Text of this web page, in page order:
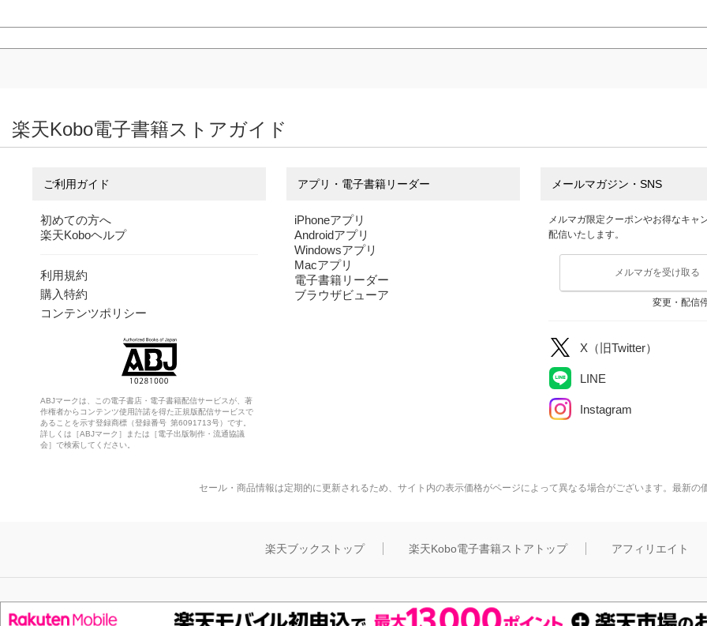
楽天Kobo電子書籍ストアガイド
ご利用ガイド
初めての方へ
楽天Koboヘルプ
利用規約
購入特約
コンテンツポリシー
ABJマークは、この電子書店・電子書籍配信サービスが、著
作権者からコンテンツ使用許諾を得た正規版配信サービスで
あることを示す登録商標（登録番号 第6091713号）です。
詳しくは［ABJマーク］または［電子出版制作・流通協議
会］で検索してください。
アプリ・電子書籍リーダー
iPhoneアプリ
Androidアプリ
Windowsアプリ
Macアプリ
電子書籍リーダー
ブラウザビューア
メールマガジン・SNS
メルマガ限定クーポンやお得なキャ
配信いたします。
メルマガを受け取る
変更・配信
X（旧Twitter）
LINE
Instagram
セール・商品情報は定期的に更新されるため、サイト内の表示価格がページによって異なる場合がございます。最新の
楽天ブックストップ 楽天Kobo電子書籍ストアトップ アフィリエイト